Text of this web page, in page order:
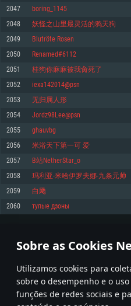
Sobre as Cookies
Utilizamos cookies para
sobre o desempenho e o
funções de redes sociais e
Mínimo
Sistema Operativo: Windows 10 (64
Processador: Dual-Core 2.2 GHz
Memória: 4GB
Placa Gráfica: Placa com DirectX 11:
GTX 660. Resolução mínima
Network: Internet de banda larga.
Disco: 23,1 GB
Recomendado
superior, Radeon RX 570 ou superior
Disco: 75,9 GB
Mínimo
Sistema Operativo: Mac OS Big Sur
Processador: Core i5 2.2GHz mínimo
Memória: 6 GB
Placa Gráfica: Intel Iris Pro 5200
Resolução mínima suportada: 720p
Network: Internet de banda larga.
Disco: 21,5 GB
Recomendado
Network: Internet de banda larga.
Mínimo
Sistema Operativo: Distribuições
Processador: Dual-Core 2.4 GHz
Memória: 4 GB
Placa Gráfica: NVIDIA 660 com os
meses) / equivalentes AMD com os
Vulkan (não mais de 6 meses);
Network: Internet de banda larga.
Disco: 21,5 GB
Recomendado
Sistema Operativo: Ubuntu 20.04 64bit
Processador: Intel Core i7
Memória: 16 GB
Placa Gráfica: NVIDIA 1060 com os
meses) / equivalentes AMD (Radeon
Network: Internet de banda larga.
2047 boring_1145
2048 妖怪之山里最灵活的鸦天狗
2049 Blutröte Rosen
2050 Renamed#6112
2051 桂狗你麻麻被我肏死了
2052 iexa142014@psn
2053 无归属人形
2054 Jordz98Lee@psn
2055 ghauvbg
2056 米浴天下第一可 爱
2057 B站NetherStar_o
2058 玛利亚-米哈伊罗夫娜-九条元帅
2059 白飏
2060 тупые дзоны